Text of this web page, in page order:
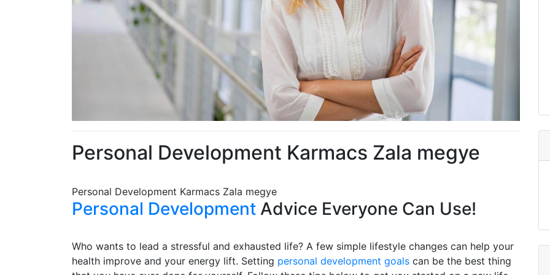
Personal Development Karmacs Zala megye
Personal Development Karmacs Zala megye
Personal Development Advice Everyone Can Use!
Who wants to lead a stressful and exhausted life? A few simple lifestyle changes can help your
health improve and your energy lift. Setting personal development goals can be the best thing